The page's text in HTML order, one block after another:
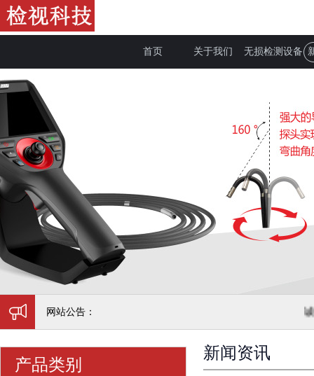
首页 关于我们 无损检测设备
网站公告： 诚
产品类别
新闻资讯